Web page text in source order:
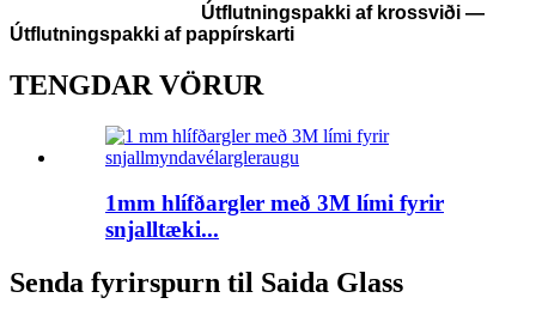
Útflutningspakki af krossviði —
Útflutningspakki af pappírskarti
TENGDAR VÖRUR
1mm hlífðargler með 3M lími fyrir
snjalltæki...
Senda fyrirspurn til Saida Glass